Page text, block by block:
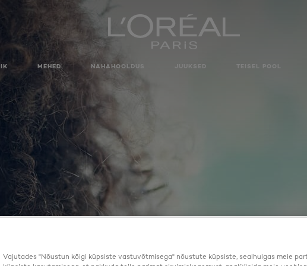
MEHED NAHAHOOLDUS JUUKSED TEISEL POOL
Vajutades "Nõustun kõigi küpsiste vastuvõtmisega" nõustute küpsiste, sealhulgas meie